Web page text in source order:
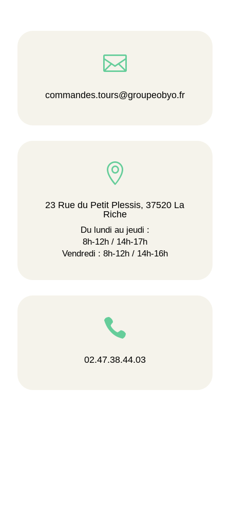

commandes.tours@groupeobyo.fr

23 Rue du Petit Plessis, 37520 La
Riche
Du lundi au jeudi :
8h-12h / 14h-17h
Vendredi : 8h-12h / 14h-16h

02.47.38.44.03